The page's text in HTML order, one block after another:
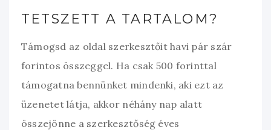
TETSZETT A TARTALOM?
Támogsd az oldal szerkesztőit havi pár szár
forintos összeggel. Ha csak 500 forinttal
támogatna bennünket mindenki, aki ezt az
üzenetet látja, akkor néhány nap alatt
összejönne a szerkesztőség éves